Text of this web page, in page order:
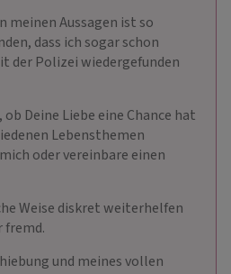
meinen Aussagen ist so
dass ich sogar schon
der Polizei wiedergefunden
Deine Liebe eine Chance hat
Lebensthemen
oder vereinbare einen
Weise diskret weiterhelfen
fremd.
und meines vollen